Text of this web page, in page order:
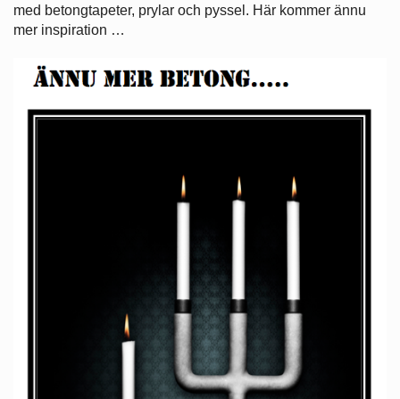
med betongtapeter, prylar och pyssel. Här kommer ännu
mer inspiration …